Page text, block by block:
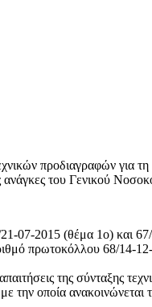
προδιαγραφών για τη
του Γενικού
07-2015 (θέμα 1ο) και
πρωτοκόλλου 68/14-
της σύνταξης
οποία ανακοινώνεται